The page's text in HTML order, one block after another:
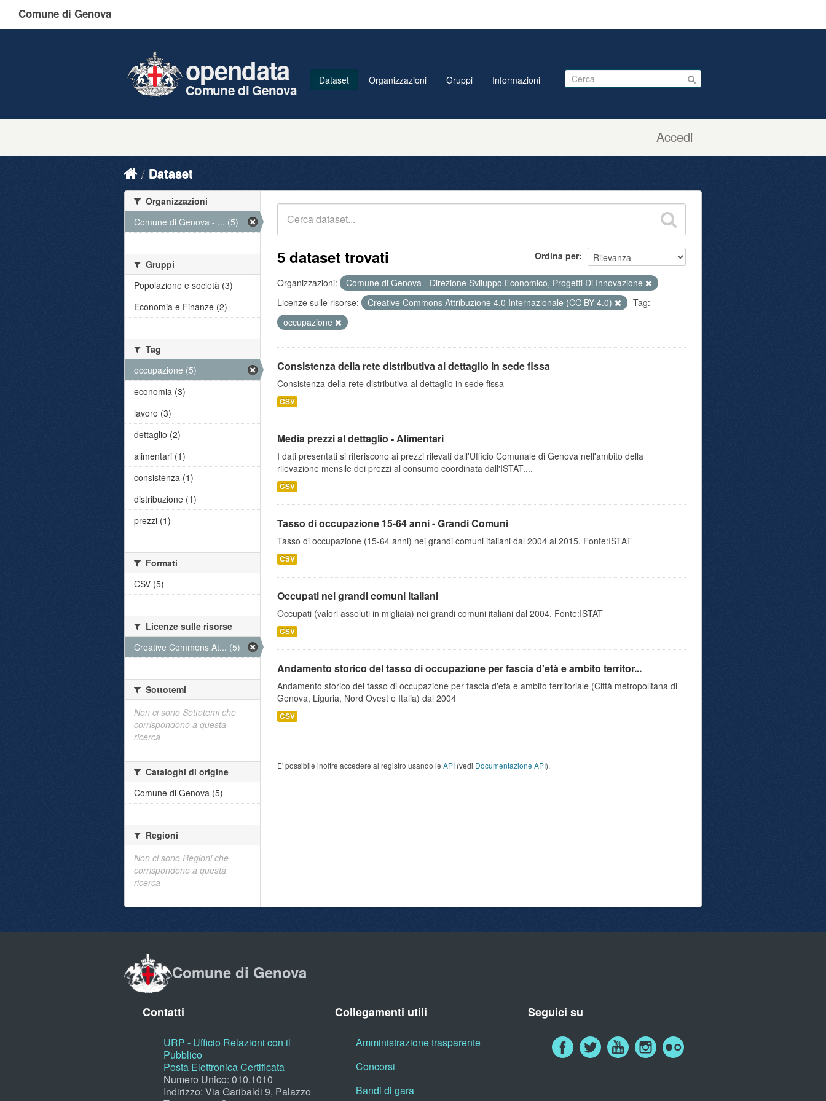
Comune di Genova
Accedi
opendata
Comune di Genova
Dataset Organizzazioni Gruppi Informazioni
Dataset
Ordina per
5 dataset trovati
Organizzazioni:
Comune di Genova - Direzione Sviluppo Economico, Progetti Di Innovazione
Licenze sulle risorse:
Creative Commons Attribuzione 4.0 Internazionale (CC BY 4.0)
Tag:
occupazione
Consistenza della rete distributiva al dettaglio in sede fissa
Consistenza della rete distributiva al dettaglio in sede fissa
CSV
Media prezzi al dettaglio - Alimentari
I dati presentati si riferiscono ai prezzi rilevati dall'Ufficio Comunale di Genova nell'ambito della
rilevazione mensile dei prezzi al consumo coordinata dall'ISTAT....
CSV
Tasso di occupazione 15-64 anni - Grandi Comuni
Tasso di occupazione (15-64 anni) nei grandi comuni italiani dal 2004 al 2015. Fonte:ISTAT
CSV
Occupati nei grandi comuni italiani
Occupati (valori assoluti in migliaia) nei grandi comuni italiani dal 2004. Fonte:ISTAT
CSV
Andamento storico del tasso di occupazione per fascia d'età e ambito territor...
Andamento storico del tasso di occupazione per fascia d'età e ambito territoriale (Città metropolitana di
Genova, Liguria, Nord Ovest e Italia) dal 2004
CSV
E' possibile inoltre accedere al registro usando le API (vedi Documentazione API).
Organizzazioni
Comune di Genova - ... (5)
Gruppi
Popolazione e società (3)
Economia e Finanze (2)
Tag
occupazione (5)
economia (3)
lavoro (3)
dettaglio (2)
alimentari (1)
consistenza (1)
distribuzione (1)
prezzi (1)
Formati
CSV (5)
Licenze sulle risorse
Creative Commons At... (5)
Sottotemi
Non ci sono Sottotemi che
corrispondono a questa
ricerca
Cataloghi di origine
Comune di Genova (5)
Regioni
Non ci sono Regioni che
corrispondono a questa
ricerca
Comune di Genova
Contatti
URP - Ufficio Relazioni con il
Pubblico
Posta Elettronica Certificata
Numero Unico: 010.1010
Indirizzo: Via Garibaldi 9, Palazzo
Collegamenti utili
Amministrazione trasparente
Concorsi
Bandi di gara
Seguici su